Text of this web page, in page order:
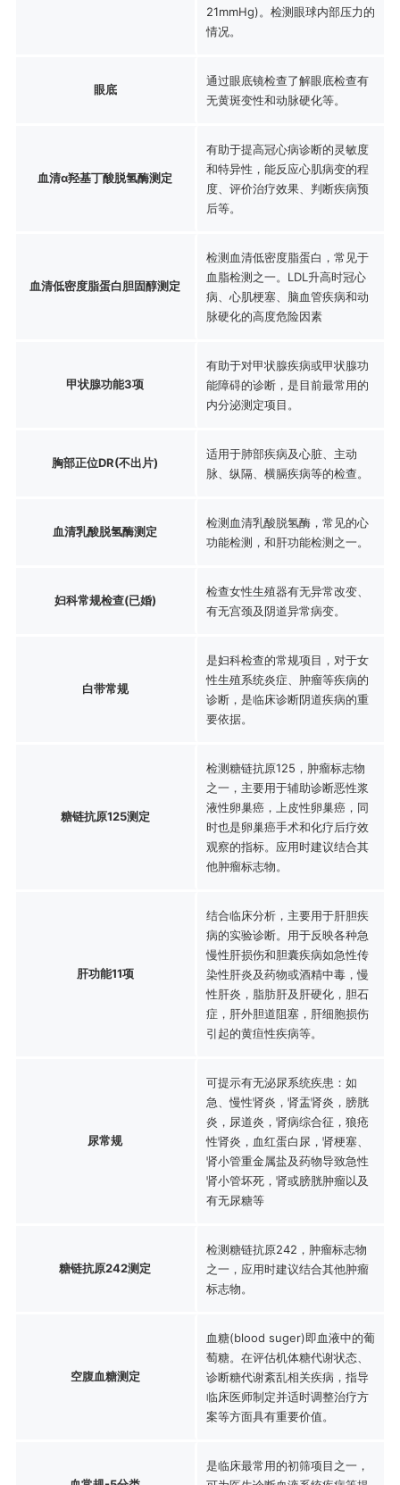
21mmHg)。检测眼球内部压力的
情况。
眼底
通过眼底镜检查了解眼底检查有
无黄斑变性和动脉硬化等。
血清α羟基丁酸脱氢酶测定
有助于提高冠心病诊断的灵敏度
和特异性，能反应心肌病变的程
度、评价治疗效果、判断疾病预
后等。
血清低密度脂蛋白胆固醇测定
检测血清低密度脂蛋白，常见于
血脂检测之一。LDL升高时冠心
病、心肌梗塞、脑血管疾病和动
脉硬化的高度危险因素
甲状腺功能3项
有助于对甲状腺疾病或甲状腺功
能障碍的诊断，是目前最常用的
内分泌测定项目。
胸部正位DR(不出片)
适用于肺部疾病及心脏、主动
脉、纵隔、横膈疾病等的检查。
血清乳酸脱氢酶测定
检测血清乳酸脱氢酶，常见的心
功能检测，和肝功能检测之一。
妇科常规检查(已婚)
检查女性生殖器有无异常改变、
有无宫颈及阴道异常病变。
白带常规
是妇科检查的常规项目，对于女
性生殖系统炎症、肿瘤等疾病的
诊断，是临床诊断阴道疾病的重
要依据。
糖链抗原125测定
检测糖链抗原125，肿瘤标志物
之一，主要用于辅助诊断恶性浆
液性卵巢癌，上皮性卵巢癌，同
时也是卵巢癌手术和化疗后疗效
观察的指标。应用时建议结合其
他肿瘤标志物。
肝功能11项
结合临床分析，主要用于肝胆疾
病的实验诊断。用于反映各种急
慢性肝损伤和胆囊疾病如急性传
染性肝炎及药物或酒精中毒，慢
性肝炎，脂肪肝及肝硬化，胆石
症，肝外胆道阻塞，肝细胞损伤
引起的黄疸性疾病等。
尿常规
可提示有无泌尿系统疾患：如
急、慢性肾炎，肾盂肾炎，膀胱
炎，尿道炎，肾病综合征，狼疮
性肾炎，血红蛋白尿，肾梗塞、
肾小管重金属盐及药物导致急性
肾小管坏死，肾或膀胱肿瘤以及
有无尿糖等
糖链抗原242测定
检测糖链抗原242，肿瘤标志物
之一，应用时建议结合其他肿瘤
标志物。
空腹血糖测定
血糖(blood suger)即血液中的葡
萄糖。在评估机体糖代谢状态、
诊断糖代谢紊乱相关疾病，指导
临床医师制定并适时调整治疗方
案等方面具有重要价值。
是临床最常用的初筛项目之一，